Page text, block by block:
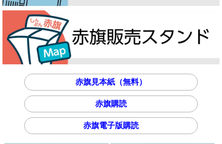
赤旗見本紙（無料）
赤旗購読
赤旗電子版購読